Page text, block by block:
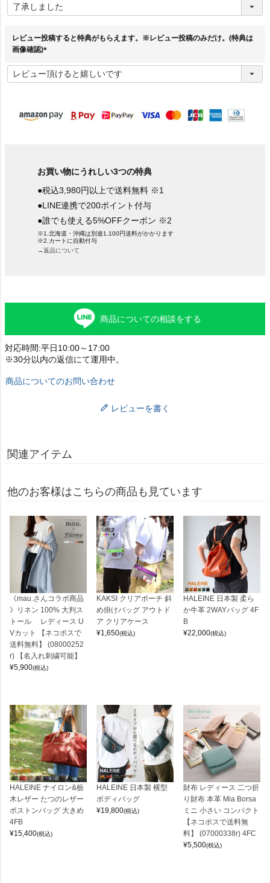
須
レビュー投稿すると特典がもらえます。※レビュー投稿のみだけ。(特典は
画像確認)
必
須
お買い物にうれしい3つの特典
●税込3,980円以上で送料無料 ※1
●LINE連携で200ポイント付与
●誰でも使える5%OFFクーポン ※2
※1.北海道・沖縄は別途1,100円送料がかかります
※2.カートに自動付与
→返品について
商品についての相談をする
対応時間:平日10:00～17:00
※30分以内の返信にて運用中。
商品についてのお問い合わせ
レビューを書く
関連アイテム
他のお客様はこちらの商品も見ています
《mau.さんコラボ商品
》リネン 100% 大判ス
トール レディース U
Vカット 【ネコポスで
送料無料】 (08000252
r) 【名入れ刺繍可能】
¥5,900(税込)
KAKSI クリアポーチ 斜
め掛けバッグ アウトド
ア クリアケース
¥1,650(税込)
HALEINE 日本製 柔ら
か牛革 2WAYバッグ 4F
B
¥22,000(税込)
HALEINE ナイロン&栃
木レザー たつのレザー
ボストンバッグ 大きめ
4FB
¥15,400(税込)
HALEINE 日本製 横型
ボディバッグ
¥19,800(税込)
財布 レディース 二つ折
り財布 本革 Mia Borsa
ミニ 小さい コンパクト
【ネコポスで送料無
料】 (07000338r) 4FC
¥5,500(税込)